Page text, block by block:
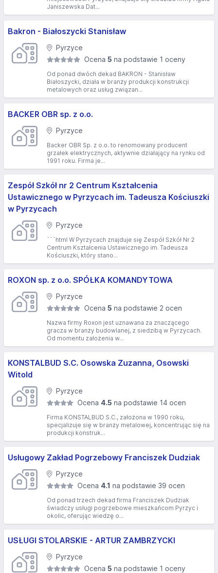
Janiszewska Dat...
Bakron - Białoszycki Stanisław
Pyrzyce
Ocena 5 na podstawie 1 oceny
Od ponad dwóch dekad BAKRON - Stanisław
Białoszycki, działa w branży produkcji konstrukcji
metalowych oraz usług związan...
BACKER OBR sp. z o.o.
Pyrzyce
Backer OBR Sp. z o.o. to renomowany producent
grzałek elektrycznych, aktywnie działający na rynku od
1991 roku. Firma je...
Zespół Szkół nr 2 Centrum Kształcenia
Ustawicznego w Pyrzycach im. Tadeusza Kościuszki
w Pyrzycach
Pyrzyce
```html W Pyrzycach znajduje się Zespół Szkół Nr 2
Centrum Kształcenia Ustawicznego im. Tadeusza
Kościuszki, który stano...
ROXON sp. z o.o. SPÓŁKA KOMANDYTOWA
Pyrzyce
Ocena 5 na podstawie 2 ocen
Nazwa firmy Roxon jest uznawana za znaczącego
gracza w branży budowlanej, z siedzibą w Pyrzycach.
Od momentu założenia w...
KONSTALBUD S.C. Osowska Zuzanna, Osowski
Witold
Pyrzyce
Ocena 4.5 na podstawie 14 ocen
Firma KONSTALBUD S.C., założona w 1990 roku,
specjalizuje się w branży metalowej, koncentrując się na
produkcji konstruk...
Usługowy Zakład Pogrzebowy Franciszek Dudziak
Pyrzyce
Ocena 4.1 na podstawie 39 ocen
Od ponad trzech dekad firma Franciszek Dudziak
świadczy usługi pogrzebowe mieszkańcom Pyrzyc i
okolic, oferując wiedzę o...
USŁUGI STOLARSKIE - ARTUR ZAMBRZYCKI
Pyrzyce
Ocena 5 na podstawie 1 oceny